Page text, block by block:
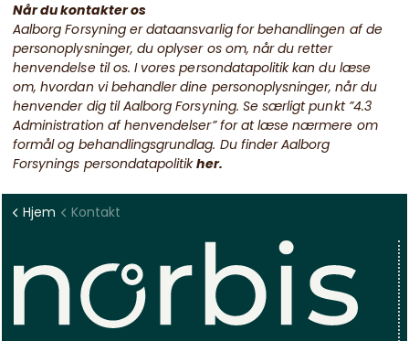
Når du kontakter os
Aalborg Forsyning er dataansvarlig for behandlingen af de
personoplysninger, du oplyser os om, når du retter
henvendelse til os. I vores persondatapolitik kan du læse
om, hvordan vi behandler dine personoplysninger, når du
henvender dig til Aalborg Forsyning. Se særligt punkt ”4.3
Administration af henvendelser” for at læse nærmere om
formål og behandlingsgrundlag. Du finder Aalborg
Forsynings persondatapolitikher.
Hjem Kontakt